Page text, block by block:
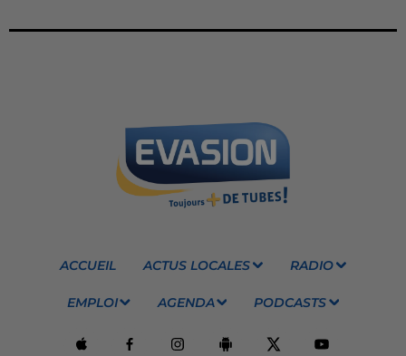
ACCUEIL ACTUS LOCALES RADIO
EMPLOI AGENDA PODCASTS